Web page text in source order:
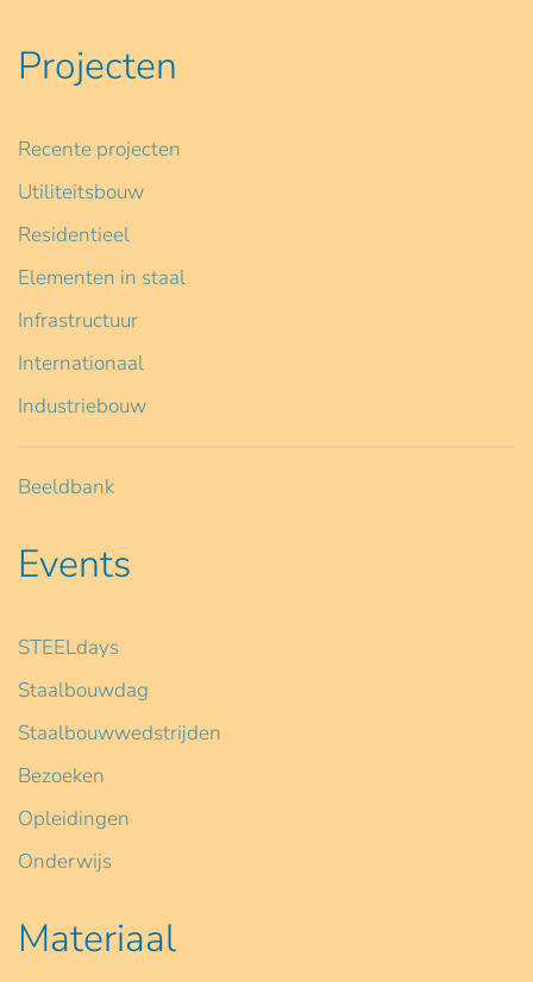
Projecten
Recente projecten
Utiliteitsbouw
Residentieel
Elementen in staal
Infrastructuur
Internationaal
Industriebouw
Beeldbank
Events
STEELdays
Staalbouwdag
Staalbouwwedstrijden
Bezoeken
Opleidingen
Onderwijs
Materiaal